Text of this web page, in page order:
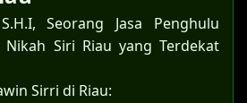
Seorang Jasa Penghulu
Nikah Siri Riau yang Terdekat
Sirri di Riau: